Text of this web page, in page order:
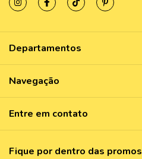
Departamentos
Navegação
Entre em contato
Fique por dentro das promos